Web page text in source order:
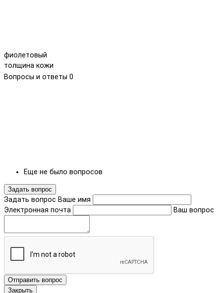
фиолетовый
толщина кожи
Вопросы и ответы 0
Еще не было вопросов
Задать вопрос
Задать вопрос Ваше имя
Электронная почта
Ваш вопрос
Отправить вопрос
Закрыть